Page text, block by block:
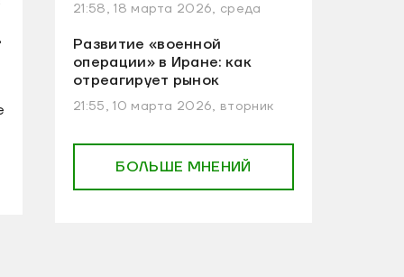
21:58, 18 марта 2026, среда
Развитие «военной
операции» в Иране: как
отреагирует рынок
21:55, 10 марта 2026, вторник
БОЛЬШЕ МНЕНИЙ